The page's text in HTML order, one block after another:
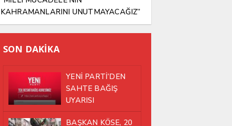
KAHRAMANLARINI UNUTMAYACAĞIZ”
SON DAKİKA
YENİ PARTİ’DEN
SAHTE BAĞIŞ
UYARISI
BAŞKAN KÖSE, 20